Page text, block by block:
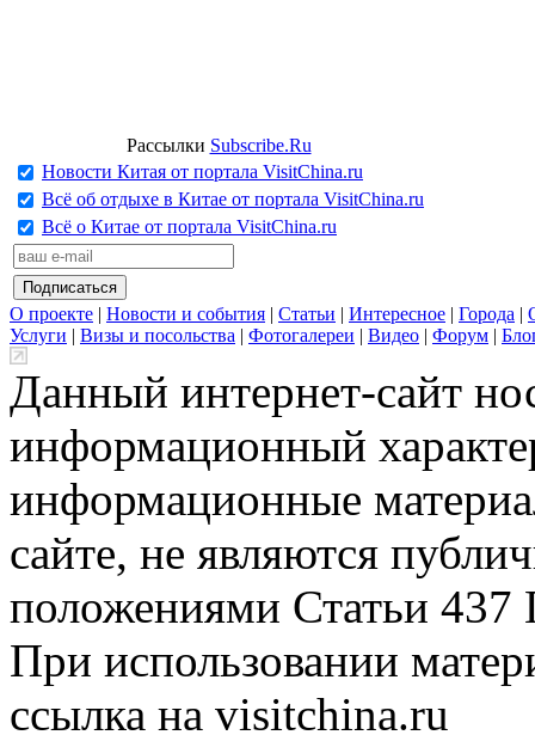
Рассылки Subscribe.Ru
Новости Китая от портала VisitChina.ru
Всё об отдыхе в Китае от портала VisitChina.ru
Всё о Китае от портала VisitChina.ru
О проекте | Новости и события | Статьи | Интересное | Города |
Услуги | Визы и посольства | Фотогалереи | Видео | Форум |
Данный интернет-сайт
информационный
информационные
сайте, не являются
положениями Статьи 437
При использовании
ссылка на visitchina.ru